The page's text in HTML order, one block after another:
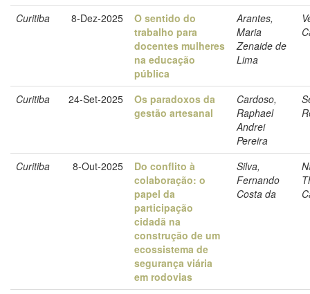
Curitiba 8-Dez-2025
O sentido do
trabalho para
docentes mulheres
na educação
pública
Arantes,
Maria
Zenaide de
Lima
Curitiba 24-Set-2025
Os paradoxos da
gestão artesanal
Cardoso,
Raphael
Andrei
Pereira
Curitiba 8-Out-2025
Do conflito à
colaboração: o
papel da
participação
cidadã na
construção de um
ecossistema de
segurança viária
em rodovias
Silva,
Fernando
Costa da